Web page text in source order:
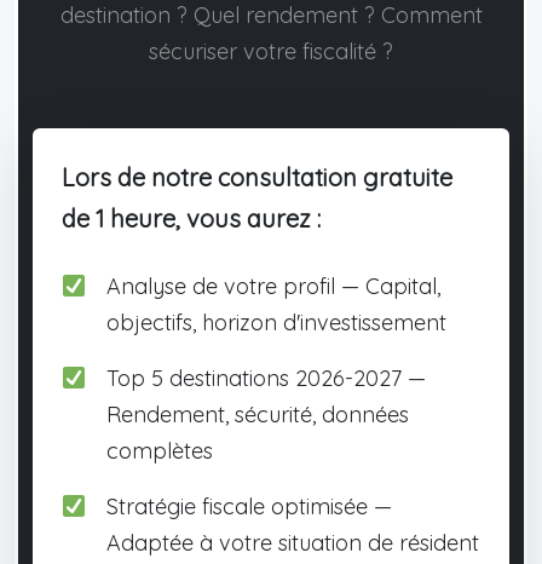
destination ? Quel rendement ? Comment
sécuriser votre fiscalité ?
Lors de notre consultation gratuite
de 1 heure, vous aurez :
Analyse de votre profil — Capital,
objectifs, horizon d'investissement
Top 5 destinations 2026-2027 —
Rendement, sécurité, données
complètes
Stratégie fiscale optimisée —
Adaptée à votre situation de résident